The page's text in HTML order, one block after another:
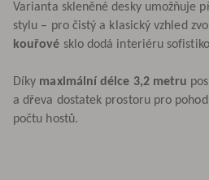
Varianta skleněné desky umožňuje
stylu – pro čistý a klasický vzhled
kouřové sklo dodá interiéru
Díky maximální délce 3,2 metru
a dřeva dostatek prostoru pro
počtu hostů.